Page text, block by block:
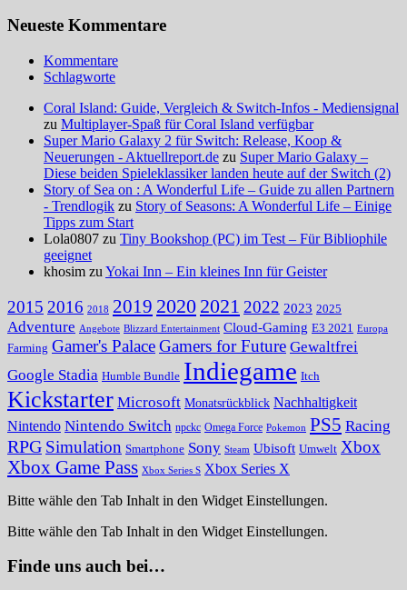
Neueste Kommentare
Kommentare
Schlagworte
Coral Island: Guide, Vergleich & Switch-Infos - Mediensignal
zu Multiplayer-Spaß für Coral Island verfügbar
Super Mario Galaxy 2 für Switch: Release, Koop &
Neuerungen - Aktuellreport.de zu Super Mario Galaxy –
Diese beiden Spieleklassiker landen heute auf der Switch (2)
Story of Sea on : A Wonderful Life – Guide zu allen Partnern
- Trendlogik zu Story of Seasons: A Wonderful Life – Einige
Tipps zum Start
Lola0807 zu Tiny Bookshop (PC) im Test – Für Bibliophile
geeignet
khosim zu Yokai Inn – Ein kleines Inn für Geister
2015 2016 2018 2019 2020 2021 2022 2023 2025
Adventure Angebote Blizzard Entertainment Cloud-Gaming E3 2021 Europa
Farming Gamer's PalaceGamers for Future Gewaltfrei
Google Stadia Humble Bundle Indiegame Itch
Kickstarter Microsoft Monatsrückblick Nachhaltigkeit
Nintendo Nintendo Switch npckc Omega Force Pokemon PS5 Racing
RPG Simulation Smartphone Sony Steam Ubisoft Umwelt Xbox
Xbox Game Pass Xbox Series S Xbox Series X
Bitte wähle den Tab Inhalt in den Widget Einstellungen.
Bitte wähle den Tab Inhalt in den Widget Einstellungen.
Finde uns auch bei…